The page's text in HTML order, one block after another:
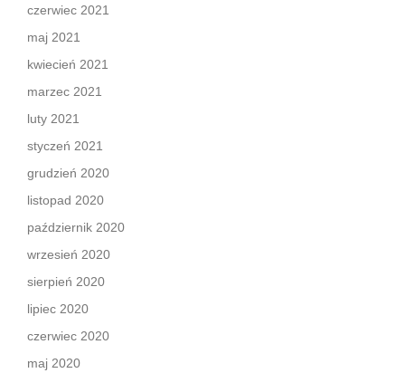
czerwiec 2021
maj 2021
kwiecień 2021
marzec 2021
luty 2021
styczeń 2021
grudzień 2020
listopad 2020
październik 2020
wrzesień 2020
sierpień 2020
lipiec 2020
czerwiec 2020
maj 2020